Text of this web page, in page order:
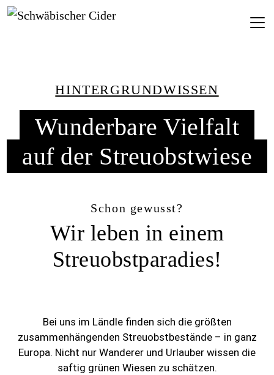
HINTERGRUNDWISSEN
Wunderbare Vielfalt
auf der Streuobstwiese
Schon gewusst?
Wir leben in einem
Streuobstparadies!
Bei uns im Ländle finden sich die größten
zusammenhängenden Streuobstbestände – in ganz
Europa. Nicht nur Wanderer und Urlauber wissen die
saftig grünen Wiesen zu schätzen.